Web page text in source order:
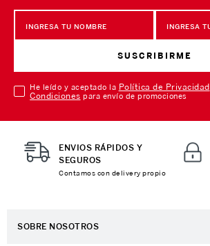
SUSCRIBIRME
He leído y aceptado la Política de Privacidad
Condiciones para envío de promociones
ENVIOS RÁPIDOS Y
SEGUROS
Contamos con delivery propio
SOBRE NOSOTROS